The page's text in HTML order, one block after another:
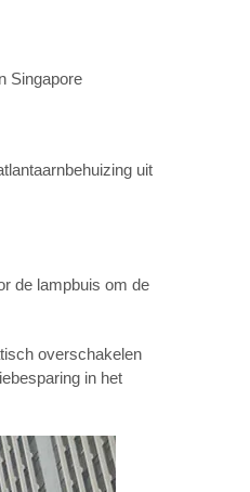
Singapore
uit
de lampbuis om de
overschakelen
in het